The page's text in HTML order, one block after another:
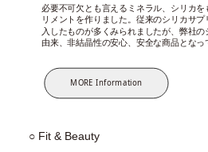
必要不可欠とも言えるミネラル、シリカ
リメントを作りました。従来のシリカサ
入したものが多くみられましたが、弊社
由来、非結晶性の安心、安全な商品となっ
MORE Information
○ Fit & Beauty